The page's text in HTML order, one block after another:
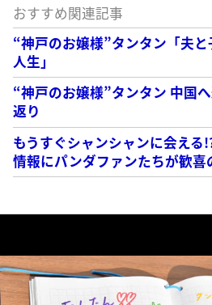
おすすめ関連記事
“神戸のお嬢様”タンタン「夫
人生」
“神戸のお嬢様”タンタン 中国
返り
もうすぐシャンシャンに会える
情報にパンダファンたちが歓喜